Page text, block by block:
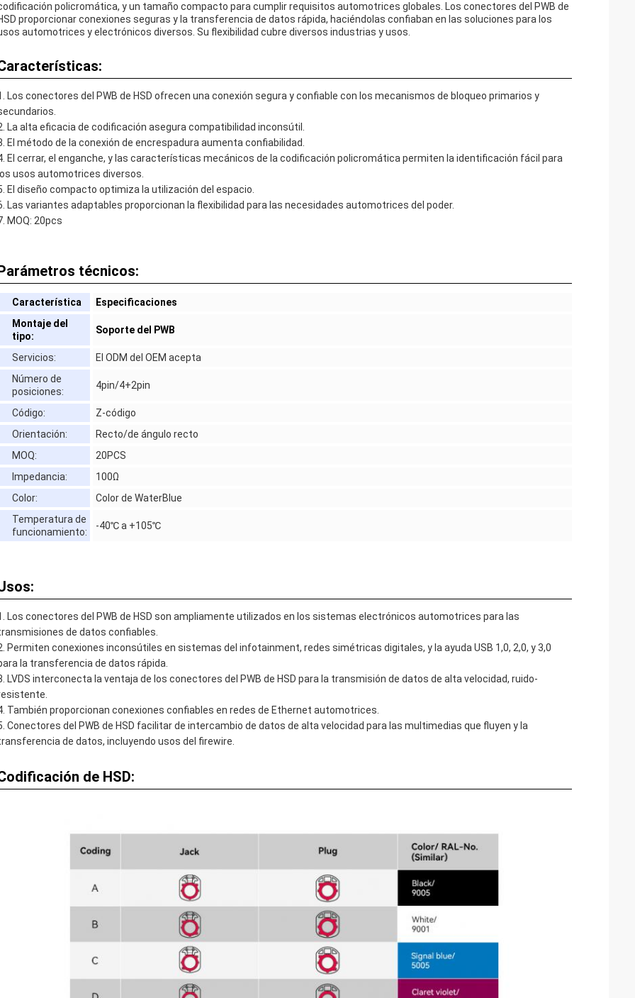
policromática, y un tamaño compacto para cumplir requisitos automotrices globales. Los conectores del PWB de
proporcionar conexiones seguras y la transferencia de datos rápida, haciéndolas confiaban en las soluciones para los
automotrices y electrónicos diversos. Su flexibilidad cubre diversos industrias y usos.
Los conectores del PWB de HSD ofrecen una conexión segura y confiable con los mecanismos de bloqueo primarios y
La alta eficacia de codificación asegura compatibilidad inconsútil.
El método de la conexión de encrespadura aumenta confiabilidad.
El cerrar, el enganche, y las características mecánicos de la codificación policromática permiten la identificación fácil para
usos automotrices diversos.
El diseño compacto optimiza la utilización del espacio.
Las variantes adaptables proporcionan la flexibilidad para las necesidades automotrices del poder.
MOQ: 20pcs
técnicos:
Característica
Especificaciones
Montaje del
tipo:
Soporte del PWB
Servicios:
El ODM del OEM acepta
Número de
posiciones:
4pin/4+2pin
Código:
Z-código
Orientación:
Recto/de ángulo recto
MOQ:
20PCS
Impedancia:
100Ω
Color:
Color de WaterBlue
Temperatura de
funcionamiento:
-40℃ a +105℃
Los conectores del PWB de HSD son ampliamente utilizados en los sistemas electrónicos automotrices para las
de datos confiables.
Permiten conexiones inconsútiles en sistemas del infotainment, redes simétricas digitales, y la ayuda USB 1,0, 2,0, y 3,0
la transferencia de datos rápida.
LVDS interconecta la ventaja de los conectores del PWB de HSD para la transmisión de datos de alta velocidad, ruido-
También proporcionan conexiones confiables en redes de Ethernet automotrices.
Conectores del PWB de HSD facilitar de intercambio de datos de alta velocidad para las multimedias que fluyen y la
de datos, incluyendo usos del firewire.
de HSD: